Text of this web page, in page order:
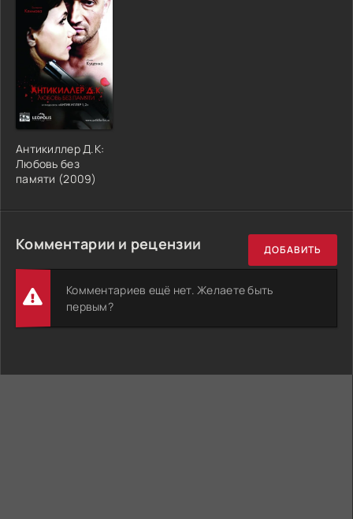
Антикиллер Д.К:
Любовь без
памяти (2009)
Комментарии и рецензии ДОБАВИТЬ
Комментариев ещё нет. Желаете быть
первым?